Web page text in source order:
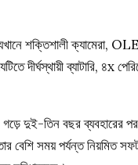
ক্যামেরা,
ব্যাটারি, ৪x
দুই-তিন বছর ব্যবহারের
বেশি সময় পর্যন্ত নিয়মিত